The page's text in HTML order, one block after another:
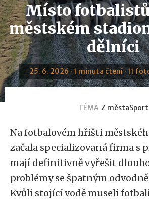
Místo
městském
dělníci
25. 6. 2026 · 1 minuta čtení · 11
TÉMA Z městaSport
Na fotbalovém hřišti
začala specializovaná firma s
mají definitivně vyřešit
problémy se špatným
Kvůli stojící vodě museli